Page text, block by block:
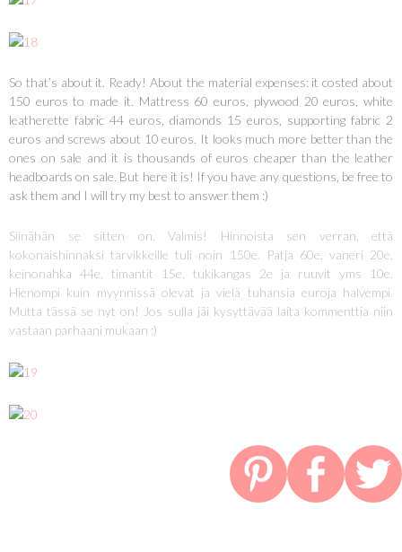
So that’s about it. Ready! About the material expenses: it costed about
150 euros to made it. Mattress 60 euros, plywood 20 euros, white
leatherette fabric 44 euros, diamonds 15 euros, supporting fabric 2
euros and screws about 10 euros. It looks much more better than the
ones on sale and it is thousands of euros cheaper than the leather
headboards on sale. But here it is! If you have any questions, be free to
ask them and I will try my best to answer them :)
Siinähän se sitten on. Valmis! Hinnoista sen verran, että
kokonaishinnaksi tarvikkeille tuli noin 150e. Patja 60e, vaneri 20e,
keinonahka 44e, timantit 15e, tukikangas 2e ja ruuvit yms 10e.
Hienompi kuin myynnissä olevat ja vielä tuhansia euroja halvempi.
Mutta tässä se nyt on! Jos sulla jäi kysyttävää laita kommenttia niin
vastaan parhaani mukaan :)